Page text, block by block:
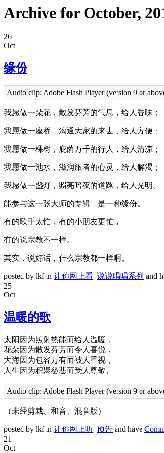
Archive for October,
26
Oct
缘份
Audio clip: Adobe Flash Player (version 9 or
我愿做一朵花，散发芬芳的气息，给人香味；
我愿做一座桥，沟通大家的来去，给人方便；
我愿做一棵树，庇荫万千的行人，给人清凉；
我愿做一池水，滋润旅者的心灵，给人解渴；
我愿做一盏灯，照亮暗夜的道路，给人光明。
能参与这一张大师的专辑，是一种缘份。
有的歌手太忙，有的小朋友更忙，
有的说宗教不一样。
其实，说好话，什么宗教都一样啊。
posted by lkf in 让你网上看, 说说唱唱系列 and
25
Oct
温暖的歌
太阳因为照射热能而给人温暖，
花朵因为散发芬芳而令人喜悦，
大海因为包容万有而被人重视，
人生因为积聚慈悲而受人尊敬。
Audio clip: Adobe Flash Player (version 9 or
（未经剪裁、和音、混音版）
posted by lkf in 让你网上听, 预告 and have
21
Oct